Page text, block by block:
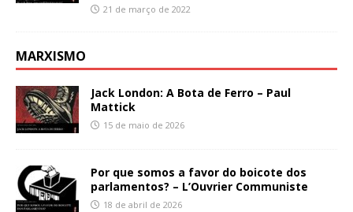
21 de março de 2022
MARXISMO
Jack London: A Bota de Ferro – Paul
Mattick
15 de maio de 2026
Por que somos a favor do boicote dos
parlamentos? – L’Ouvrier Communiste
18 de abril de 2026